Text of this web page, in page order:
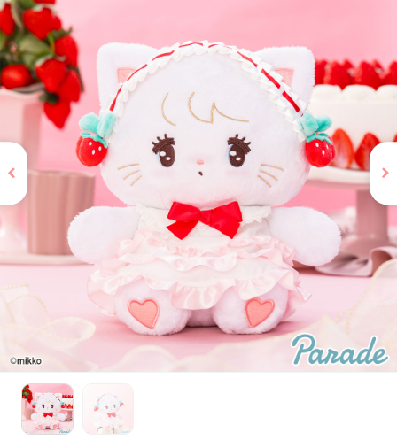
PRIZE 公式 X
PRIZE 公式 Instagram
CAPSULE TOY 公式 X
CAPSULE TOY 公式 Instagram
プライバシーポリシー